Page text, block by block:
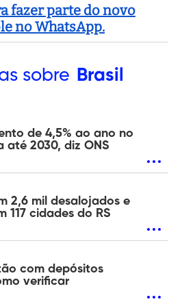
fazer parte do novo
no WhatsApp.
sobre Brasil
de 4,5% ao ano no
até 2030, diz ONS
2,6 mil desalojados e
117 cidades do RS
com depósitos
verificar